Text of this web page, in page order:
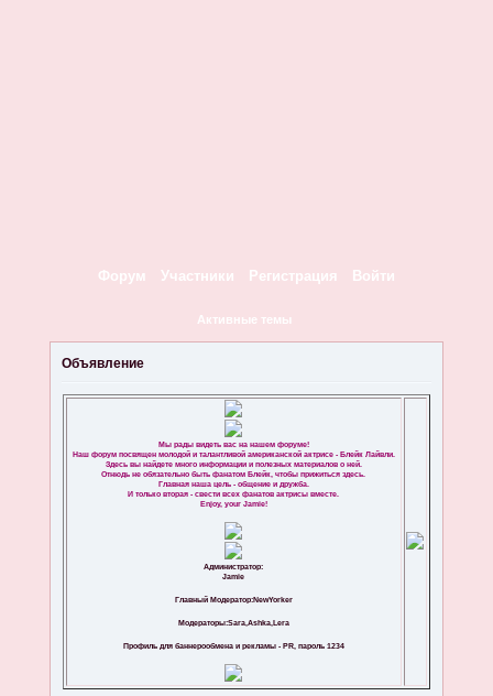
Форум Участники Регистрация Войти
Активные темы
Объявление
Мы рады видеть вас на нашем форуме!
Наш форум посвящен молодой и талантливой американской актрисе - Блейк Лайвли.
Здесь вы найдете много информации и полезных материалов о ней.
Отнюдь не обязательно быть фанатом Блейк, чтобы прижиться здесь.
Главная наша цель - общение и дружба.
И только вторая - свести всех фанатов актрисы вместе.
Enjoy, your Jamie!
Администратор:
Jamie
Главный Модератор:NewYorker
Модераторы:Sara,Ashka,Lera
Профиль для баннерообмена и рекламы - PR, пароль 1234